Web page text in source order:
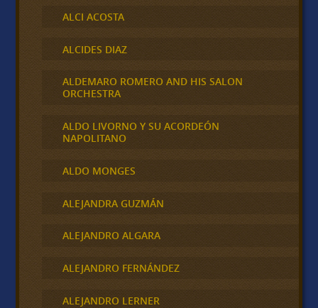
ALCI ACOSTA
ALCIDES DIAZ
ALDEMARO ROMERO AND HIS SALON
ORCHESTRA
ALDO LIVORNO Y SU ACORDEÓN
NAPOLITANO
ALDO MONGES
ALEJANDRA GUZMÁN
ALEJANDRO ALGARA
ALEJANDRO FERNÁNDEZ
ALEJANDRO LERNER